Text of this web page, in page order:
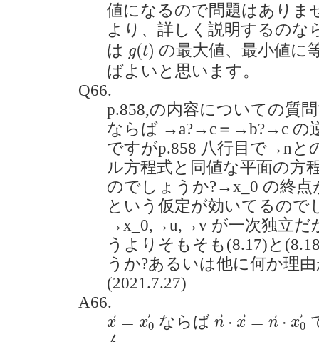
値になるので問題はありま
より、詳しく説明するのな
は g(t)
g (t) の最大値、最小値に
ばよいと思います。
Q66.
p.858,の内容についての質
ならば →a?→c＝→b?→c の
ですがp.858 八行目で→nと
ル方程式と同値な平面の方
のでしょうか?→x_0 の終点
という仮定が効いてるので
→x_0,→u,→v が一次独立だ
うよりそもそも(8.17)と
うか?あるいは他に何か理
(2021.7.27)
A66.
→
x = →
x0
x→ x →
ならば →
n ⋅ →
x = →
n ⋅ →
x0
n→⋅x →= → ⋅